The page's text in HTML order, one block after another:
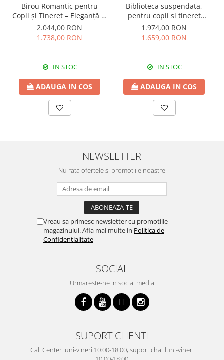
Birou Romantic pentru
Copii și Tineret – Eleganță și
Funcționalitate, 117x62x75
cm
2.044,00 RON
1.738,00 RON
IN STOC
ADAUGA IN COS
Biblioteca suspendata,
pentru copii si tineret
Colectia Romantic,
117x37x119 cm
1.974,00 RON
1.659,00 RON
IN STOC
ADAUGA IN COS
NEWSLETTER
Nu rata ofertele si promotiile noastre
Vreau sa primesc newsletter cu promotiile
magazinului. Afla mai multe in Politica de
Confidentialitate
SOCIAL
Urmareste-ne in social media
SUPORT CLIENTI
Call Center luni-vineri 10:00-18:00, suport chat luni-vineri